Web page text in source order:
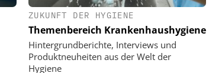
ZUKUNFT DER HYGIENE
Themenbereich Krankenhaushygiene
Hintergrundberichte, Interviews und
Produktneuheiten aus der Welt der
Hygiene
EASY SOFTWARE AG
Digitalisierung im
Personalmanagement: Von digitaler
Ordnung zur KI-fähigen Steuerung